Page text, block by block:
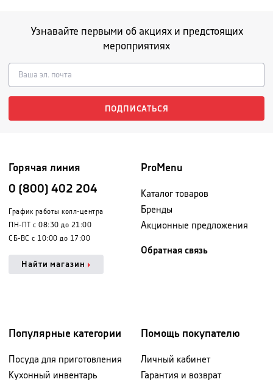
Узнавайте первыми об акциях и предстоящих
мероприятиях
ПОДПИСАТЬСЯ
Горячая линия
0 (800) 402 204
График работы колл-центра
ПН-ПТ с 08:30 до 21:00
СБ-ВС с 10:00 до 17:00
Найти магазин
ProMenu
Каталог товаров
Бренды
Акционные предложения
Обратная связь
Популярные категории
Посуда для приготовления
Кухонный инвентарь
Помощь покупателю
Личный кабинет
Гарантия и возврат